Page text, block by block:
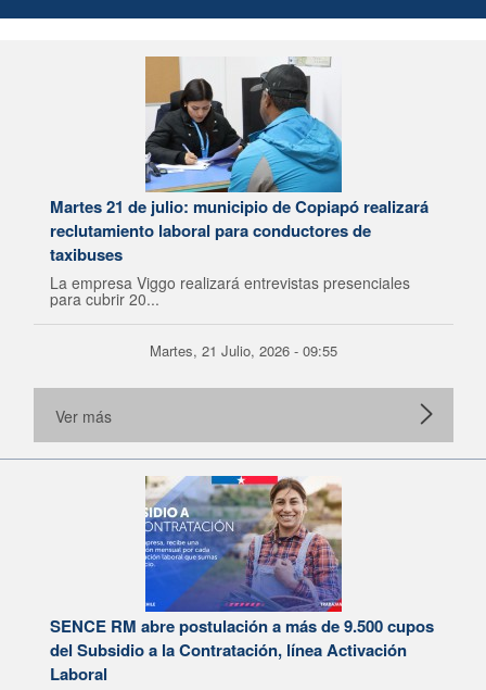
Martes 21 de julio: municipio de Copiapó realizará
reclutamiento laboral para conductores de
taxibuses
La empresa Viggo realizará entrevistas presenciales
para cubrir 20...
Martes, 21 Julio, 2026 - 09:55
Ver más
SENCE RM abre postulación a más de 9.500 cupos
del Subsidio a la Contratación, línea Activación
Laboral